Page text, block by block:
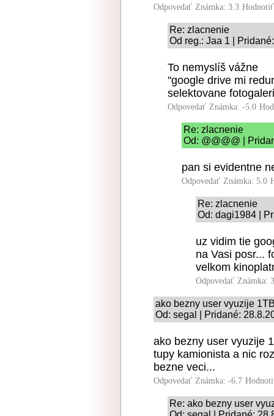
Odpovedať Známka: 3.3
Re: zlacnenie
Od reg.: Jaa 1 |
To nemyslíš vážne
"google drive mi
selektovane
Odpovedať Známka: -5.0
Re: zlacnenie
Od: @@@@ |
pan si evidentne
Odpovedať Známka: 5.0
Re: zlacnenie
Od: dagi1984 |
uz vidim tie
na Vasi posr...
velkom
Odpovedať Známka:
ako bezny user vyuzije
Od: segal | Pridané:
ako bezny user vyuzije
tupy kamionista a nic
bezne veci...
Odpovedať Známka: -6.7
Re: ako bezny user